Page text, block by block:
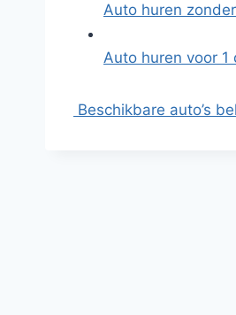
Auto huren
Auto huren voor 1
Beschikbare auto’s